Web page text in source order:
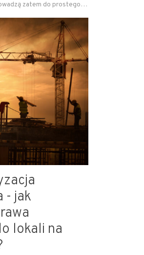
zatem do prostego…
- jak
lokali na